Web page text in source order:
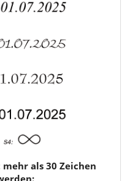
als 30 Zeichen